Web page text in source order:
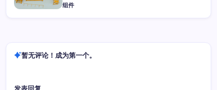
组件
暂无评论！成为第一个。